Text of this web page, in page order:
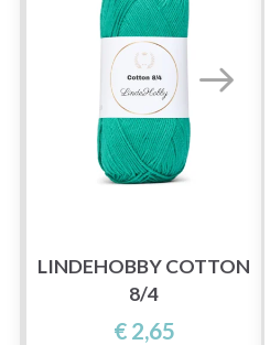
LINDEHOBBY COTTON
8/4
€ 2,65